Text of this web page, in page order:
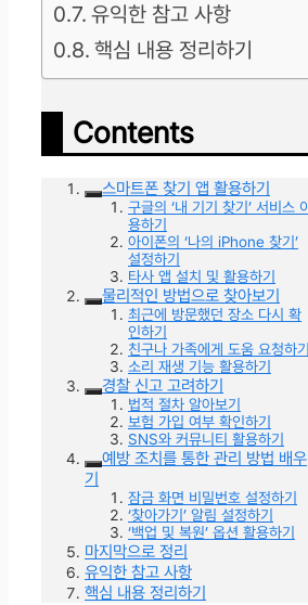
유익한 참고 사항
핵심 내용 정리하기
Contents
스마트폰 찾기 앱 활용하기
구글의 ‘내 기기 찾기’ 서비스 이
용하기
아이폰의 ‘나의 iPhone 찾기’
설정하기
타사 앱 설치 및 활용하기
물리적인 방법으로 찾아보기
최근에 방문했던 장소 다시 확
인하기
친구나 가족에게 도움 요청하기
소리 재생 기능 활용하기
경찰 신고 고려하기
법적 절차 알아보기
보험 가입 여부 확인하기
SNS와 커뮤니티 활용하기
예방 조치를 통한 관리 방법 배우
기
잠금 화면 비밀번호 설정하기
‘찾아가기’ 알림 설정하기
‘백업 및 복원’ 옵션 활용하기
마지막으로 정리
유익한 참고 사항
핵심 내용 정리하기